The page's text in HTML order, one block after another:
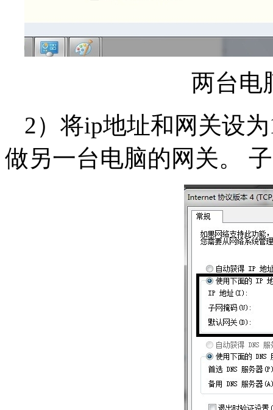
两台电
2）将ip地址和网关设
做另一台电脑的网关。